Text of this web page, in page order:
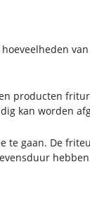
producten
kan worden
gaan. De